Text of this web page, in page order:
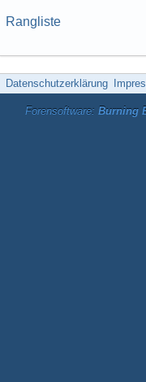
Rangliste
Datenschutzerklärung
Forensoftware: Burning